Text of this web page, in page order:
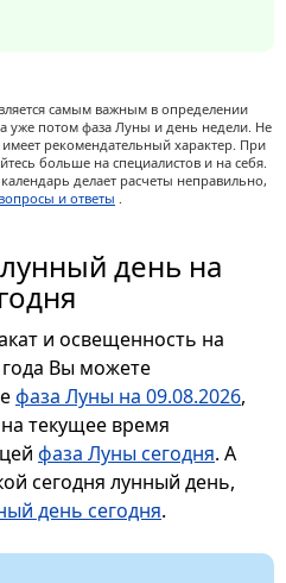
самым важным в определении
уже потом фаза Луны и день недели. Не
рекомендательный характер. При
больше на специалистов и на себя.
делает расчеты неправильно,
вопросы и ответы .
день на
и освещенность на
года Вы можете
фаза Луны на 09.08.2026,
текущее время
фаза Луны сегодня. А
сегодня лунный день,
день сегодня.